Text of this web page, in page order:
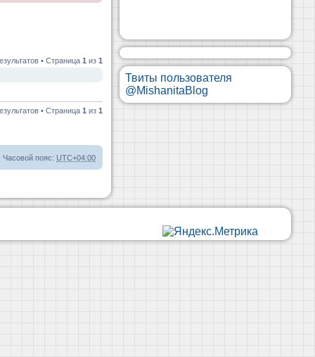
• Страница 1 из 1
• Страница 1 из 1
Часовой пояс: UTC+04:00
Твиты пользователя
@MishanitaBlog